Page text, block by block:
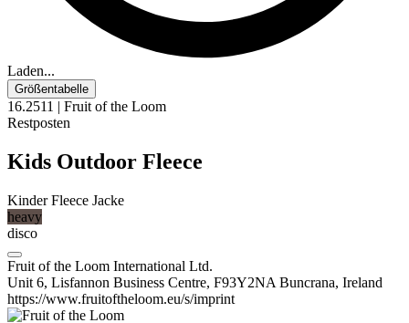
Laden...
Größentabelle
16.2511 | Fruit of the Loom
Restposten
Kids Outdoor Fleece
Kinder Fleece Jacke
heavy
disco
Fruit of the Loom International Ltd.
Unit 6, Lisfannon Business Centre, F93Y2NA Buncrana, Ireland
https://www.fruitoftheloom.eu/s/imprint